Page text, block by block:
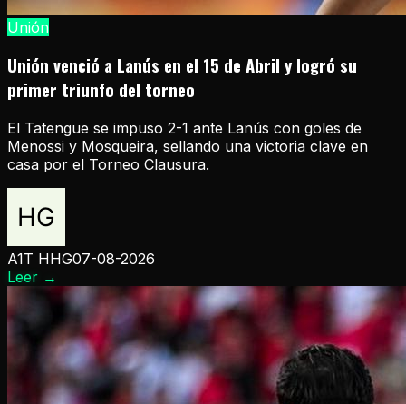
Unión
Unión venció a Lanús en el 15 de Abril y logró su
primer triunfo del torneo
El Tatengue se impuso 2-1 ante Lanús con goles de
Menossi y Mosqueira, sellando una victoria clave en
casa por el Torneo Clausura.
A1T HHG07-08-2026
Leer →